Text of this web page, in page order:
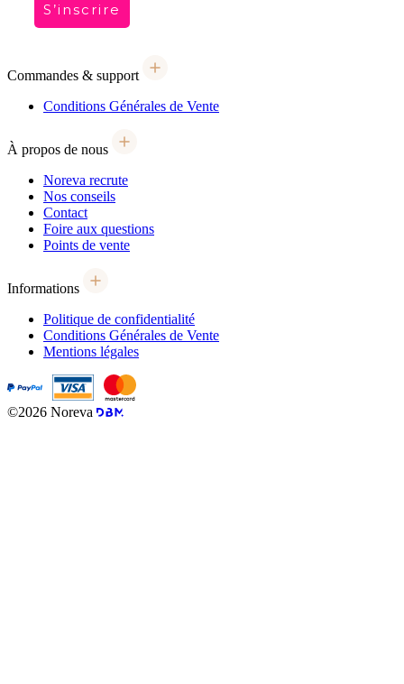
S’inscrire
Commandes & support
Conditions Générales de Vente
À propos de nous
Noreva recrute
Nos conseils
Contact
Foire aux questions
Points de vente
Informations
Politique de confidentialité
Conditions Générales de Vente
Mentions légales
©2026 Noreva